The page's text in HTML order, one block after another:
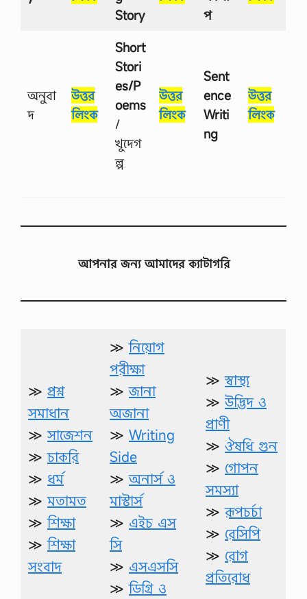
Story
প
অনুবা
দ
উত্তর
লিংক
Short
Stori
es/P
oems
/
খুদেগ
ল্প
উত্তর
লিংক
Sent
ence
Writi
ng
উত্তর
লিংক
আপনার জন্য আমাদের ক্যাটাগরি
≫ প্রশ্ন
সমাধান
≫সাজেশন
≫চাকরি
≫ ধর্ম
≫মতামত
≫শিক্ষা
≫শিক্ষা
সংবাদ
≫নিয়োগ
পরীক্ষা
≫জানা
অজানা
≫ Writing
Side
≫অনার্স ও
মাস্টার্স
≫ এইচ এস
সি
≫ এসএসসি
≫ডিগ্রি ও
≫স্বাস্থ্য
≫উদ্ভিদ ও
প্রাণী
≫ ঔষধি গুন
≫ গোপন
সমস্যা
≫রূপচর্চা
≫ রেসিপি
≫ রোগ
প্রতিরোধ